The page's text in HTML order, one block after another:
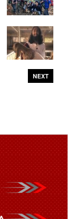
NEXT